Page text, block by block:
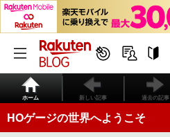
ホーム 新しい記事 過去の記事
HOゲージの世界へようこそ